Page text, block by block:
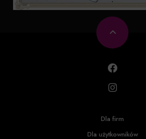
Dla firm
Dla użytkowników